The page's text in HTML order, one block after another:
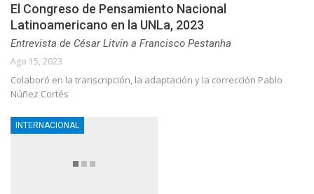
El Congreso de Pensamiento Nacional
Latinoamericano en la UNLa, 2023
Entrevista de César Litvin a Francisco Pestanha
Ago 15, 2023
Colaboró en la transcripción, la adaptación y la corrección Pablo
Núñez Cortés
INTERNACIONAL